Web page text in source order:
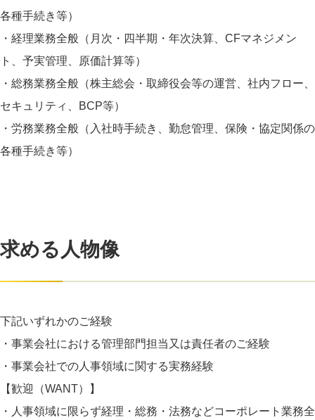
各種手続き等）
・経理業務全般（月次・四半期・年次決算、CFマネジメン
ト、予実管理、原価計算等）
・総務業務全般（株主総会・取締役会等の運営、社内フロー、
セキュリティ、BCP等）
・労務業務全般（入社時手続き、勤怠管理、保険・協定関係の
各種手続き等）
求める人物像
下記いずれかのご経験
・事業会社における管理部門担当又は責任者のご経験
・事業会社での人事領域に関する実務経験
【歓迎（WANT）】
・人事領域に限らず経理・総務・法務などコーポレート業務全